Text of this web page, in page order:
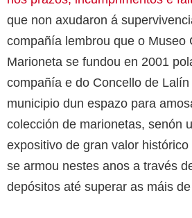
que non axudaron á
compañía lembrou que o Museo
Marioneta se fundou en 2001
compañía e do Concello de
municipio dun espazo para
colección de marionetas, senón
expositivo de gran valor
se armou nestes anos a través
depósitos até superar as máis